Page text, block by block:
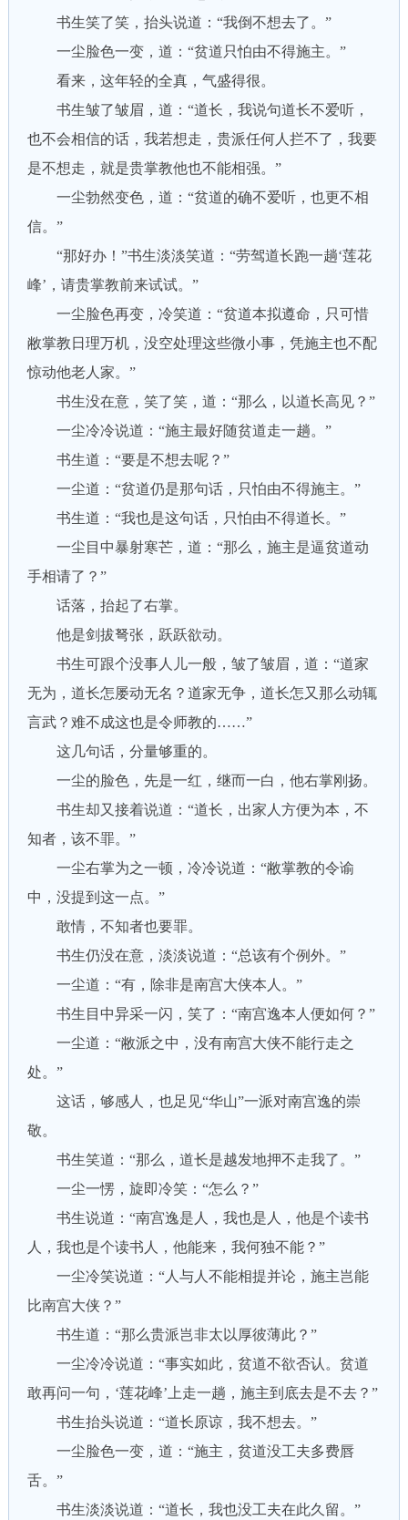
书生笑了笑，抬头说道：“我倒不想去了。”
一尘脸色一变，道：“贫道只怕由不得施主。”
看来，这年轻的全真，气盛得很。
书生皱了皱眉，道：“道长，我说句道长不爱听，
也不会相信的话，我若想走，贵派任何人拦不了，我要
是不想走，就是贵掌教他也不能相强。”
一尘勃然变色，道：“贫道的确不爱听，也更不相
信。”
“那好办！”书生淡淡笑道：“劳驾道长跑一趟‘莲花
峰’，请贵掌教前来试试。”
一尘脸色再变，冷笑道：“贫道本拟遵命，只可惜
敝掌教日理万机，没空处理这些微小事，凭施主也不配
惊动他老人家。”
书生没在意，笑了笑，道：“那么，以道长高见？”
一尘冷冷说道：“施主最好随贫道走一趟。”
书生道：“要是不想去呢？”
一尘道：“贫道仍是那句话，只怕由不得施主。”
书生道：“我也是这句话，只怕由不得道长。”
一尘目中暴射寒芒，道：“那么，施主是逼贫道动
手相请了？”
话落，抬起了右掌。
他是剑拔弩张，跃跃欲动。
书生可跟个没事人儿一般，皱了皱眉，道：“道家
无为，道长怎屡动无名？道家无争，道长怎又那么动辄
言武？难不成这也是令师教的……”
这几句话，分量够重的。
一尘的脸色，先是一红，继而一白，他右掌刚扬。
书生却又接着说道：“道长，出家人方便为本，不
知者，该不罪。”
一尘右掌为之一顿，冷冷说道：“敝掌教的令谕
中，没提到这一点。”
敢情，不知者也要罪。
书生仍没在意，淡淡说道：“总该有个例外。”
一尘道：“有，除非是南宫大侠本人。”
书生目中异采一闪，笑了：“南宫逸本人便如何？”
一尘道：“敝派之中，没有南宫大侠不能行走之
处。”
这话，够感人，也足见“华山”一派对南宫逸的崇
敬。
书生笑道：“那么，道长是越发地押不走我了。”
一尘一愣，旋即冷笑：“怎么？”
书生说道：“南宫逸是人，我也是人，他是个读书
人，我也是个读书人，他能来，我何独不能？”
一尘冷笑说道：“人与人不能相提并论，施主岂能
比南宫大侠？”
书生道：“那么贵派岂非太以厚彼薄此？”
一尘冷冷说道：“事实如此，贫道不欲否认。贫道
敢再问一句，‘莲花峰’上走一趟，施主到底去是不去？”
书生抬头说道：“道长原谅，我不想去。”
一尘脸色一变，道：“施主，贫道没工夫多费唇
舌。”
书生淡淡说道：“道长，我也没工夫在此久留。”